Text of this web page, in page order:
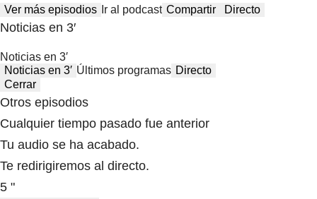
Ver más episodios Ir al podcast Compartir Directo
Noticias en 3′
Noticias en 3′
Noticias en 3′ Últimos programas Directo
Cerrar
Otros episodios
Cualquier tiempo pasado fue anterior
Tu audio se ha acabado.
Te redirigiremos al directo.
5 "